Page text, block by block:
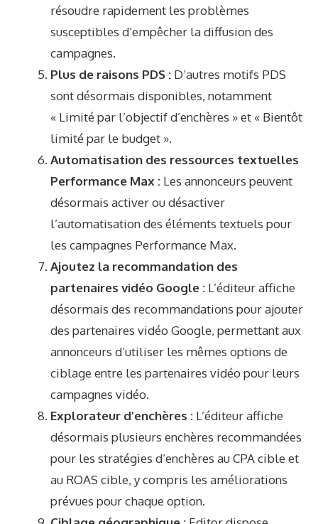
résoudre rapidement les problèmes
susceptibles d’empêcher la diffusion des
campagnes.
Plus de raisons PDS : D’autres motifs PDS
sont désormais disponibles, notamment
« Limité par l’objectif d’enchères » et « Bientôt
limité par le budget ».
Automatisation des ressources textuelles
Performance Max : Les annonceurs peuvent
désormais activer ou désactiver
l’automatisation des éléments textuels pour
les campagnes Performance Max.
Ajoutez la recommandation des
partenaires vidéo Google : L’éditeur affiche
désormais des recommandations pour ajouter
des partenaires vidéo Google, permettant aux
annonceurs d’utiliser les mêmes options de
ciblage entre les partenaires vidéo pour leurs
campagnes vidéo.
Explorateur d’enchères : L’éditeur affiche
désormais plusieurs enchères recommandées
pour les stratégies d’enchères au CPA cible et
au ROAS cible, y compris les améliorations
prévues pour chaque option.